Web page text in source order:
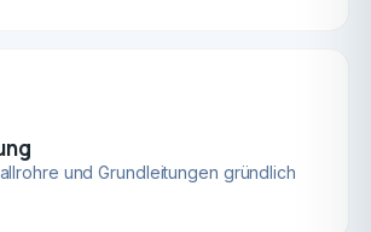
und Grundleitungen gründlich